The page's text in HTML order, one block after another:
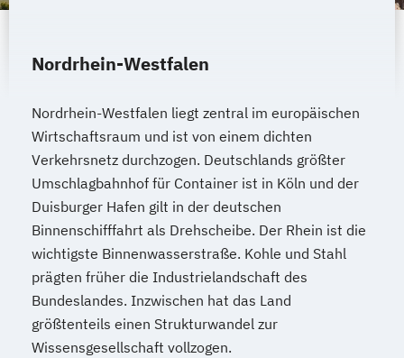
Nordrhein-Westfalen
Nordrhein-Westfalen liegt zentral im europäischen
Wirtschaftsraum und ist von einem dichten
Verkehrsnetz durchzogen. Deutschlands größter
Umschlagbahnhof für Container ist in Köln und der
Duisburger Hafen gilt in der deutschen
Binnenschifffahrt als Drehscheibe. Der Rhein ist die
wichtigste Binnenwasserstraße. Kohle und Stahl
prägten früher die Industrielandschaft des
Bundeslandes. Inzwischen hat das Land
größtenteils einen Strukturwandel zur
Wissensgesellschaft vollzogen.